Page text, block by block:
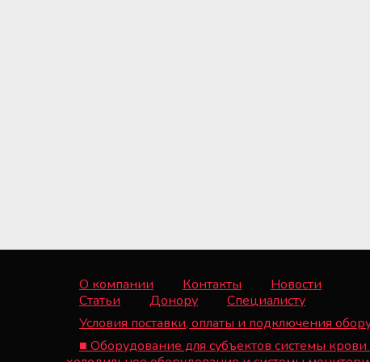
О компании Контакты
Новости
Статьи
Донору
Специалисту
Условия поставки, оплаты и подключения
■ Оборудование для субъектов системы